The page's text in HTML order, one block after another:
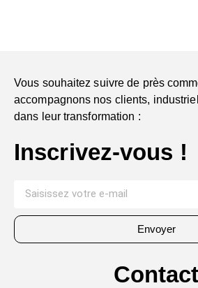
Vous souhaitez suivre de près
accompagnons nos clients,
dans leur transformation :
Inscrivez-vous !
Envoyer
Contact